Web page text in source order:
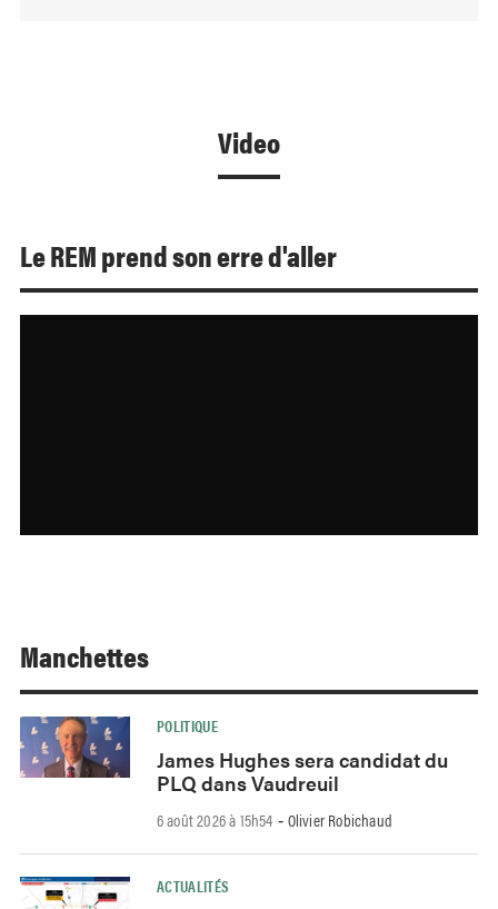
Video
Le REM prend son erre d'aller
Manchettes
POLITIQUE
James Hughes sera candidat du
PLQ dans Vaudreuil
6 août 2026 à 15h54 - Olivier Robichaud
ACTUALITÉS